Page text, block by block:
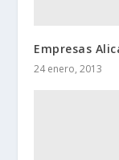
Empresas
24 enero, 2013